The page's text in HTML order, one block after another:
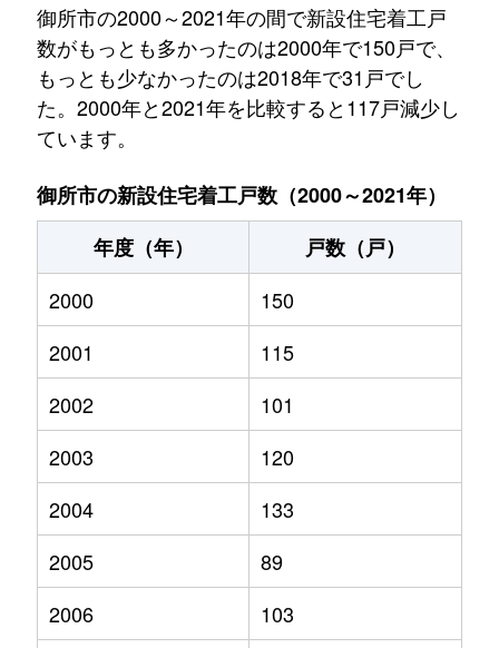
御所市の2000～2021年の間で新設住宅着工戸
数がもっとも多かったのは2000年で150戸で、
もっとも少なかったのは2018年で31戸でし
た。2000年と2021年を比較すると117戸減少し
ています。
御所市の新設住宅着工戸数（2000～2021年）
年度（年）
戸数（戸）
2000
150
2001
115
2002
101
2003
120
2004
133
2005
89
2006
103